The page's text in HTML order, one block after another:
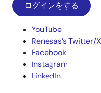
ログインをする
YouTube
Renesas’s Twitter/X
Facebook
Instagram
LinkedIn